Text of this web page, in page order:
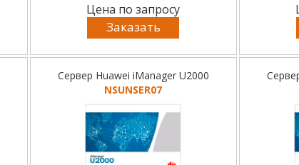
Цена по запросу
Заказать
Сервер Huawei iManager U2000
NSUNSER07